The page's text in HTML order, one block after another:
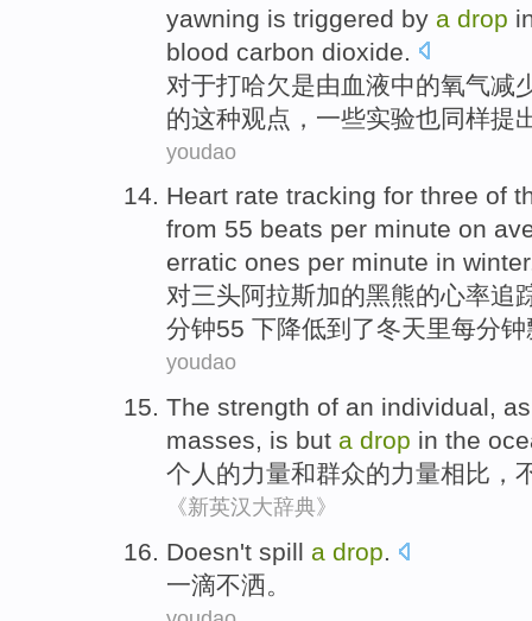
yawning is triggered by a drop
blood carbon dioxide
对于打哈欠是由 血液中的氧气减
的这种观点 ， 一些实验也同样提
youdao
Heart rate tracking for three of
from 55 beats per minute on
erratic ones per minute in winter
对三头阿拉斯加的黑熊的心率追
分钟55 下降低到了冬天里每分钟
youdao
The strength of an individual,
masses, is but a drop in the
个人 的力量和群众的力量相比，
《新英汉大辞典》
Doesn't spill a drop.
一滴不洒。